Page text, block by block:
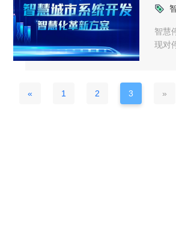
智慧
现对
« 1 2 3 »